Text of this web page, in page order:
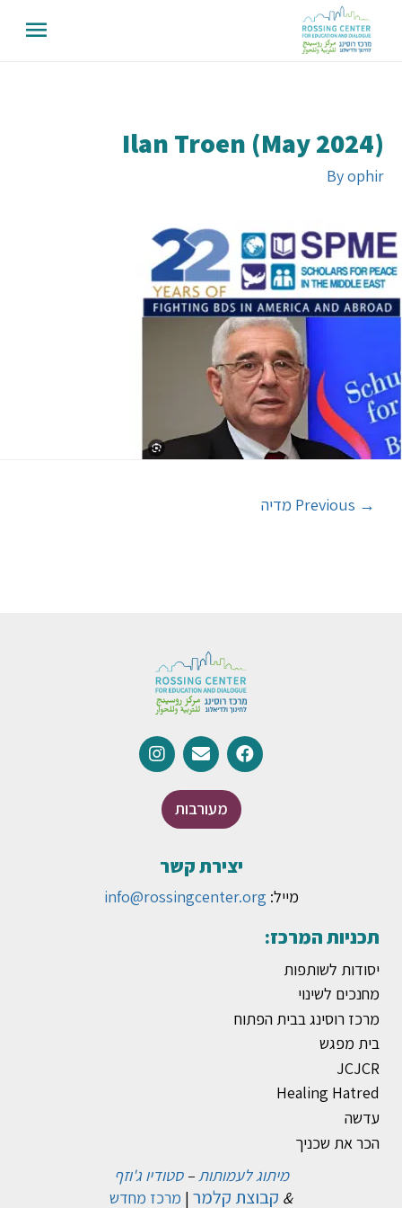
Ilan Troen (May 2024)
Byophir
→
מעורבות
יצירת קשר
מייל: info@rossingcenter.org
תכניות המרכז:
יסודות לשותפות
מחנכים לשינוי
מרכז רוסינג בבית הפתוח
בית מפגש
JCJCR
Healing Hatred
עדשה
הכר את שכניך
מיתוג לעמותות–סטודיו ג'וזף
& קבוצת קלמר | מרכז מחדש